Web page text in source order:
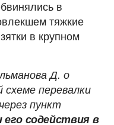
в
тяжкие
в крупном
Д. о
перевалки
пункт
содействия в